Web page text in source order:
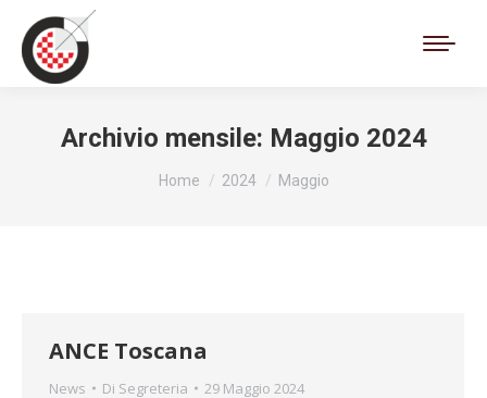
Archivio mensile: Maggio 2024
Tu sei qui:
Home 2024 Maggio
ANCE Toscana
News Di Segreteria 29 Maggio 2024